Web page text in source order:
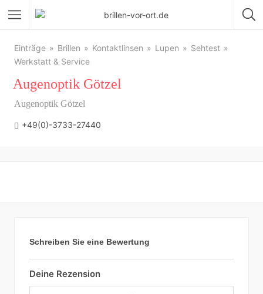
Einträge Brillen Kontaktlinsen Lupen
Sehtest
Werkstatt & Service
Augenoptik Götzel
Augenoptik Götzel
+49(0)-3733-27440
Schreiben Sie eine Bewertung
Deine Rezension